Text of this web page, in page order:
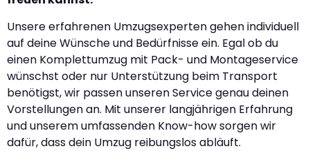
Unsere erfahrenen Umzugsexperten gehen individuell
auf deine Wünsche und Bedürfnisse ein. Egal ob du
einen Komplettumzug mit Pack- und Montageservice
wünschst oder nur Unterstützung beim Transport
benötigst, wir passen unseren Service genau deinen
Vorstellungen an. Mit unserer langjährigen Erfahrung
und unserem umfassenden Know-how sorgen wir
dafür, dass dein Umzug reibungslos abläuft.